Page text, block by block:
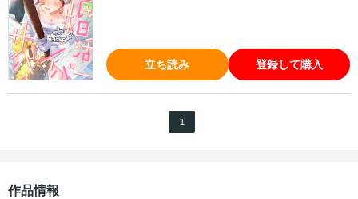
――異世界に飛ばされた男女の、仁義なき婚活サバイバルが今、始
まる!! ※この作品は過去、電子書籍「異世界婚活サバイバー～死ん
でも妥協するもんか１～６巻」に掲載されました。重複購入にご注
意下さい。
立ち読み 登録して購入
1
作品情報